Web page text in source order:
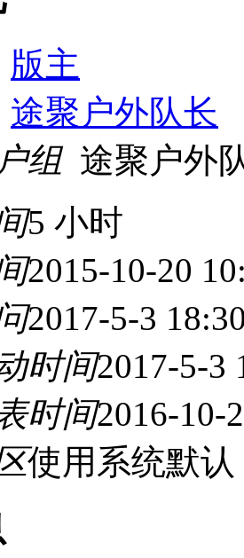
版主
途聚户外队长
组 途聚户外
5 小时
2015-10-20
2017-5-3
时间2017-5-3
时间2016-10-
使用系统默认